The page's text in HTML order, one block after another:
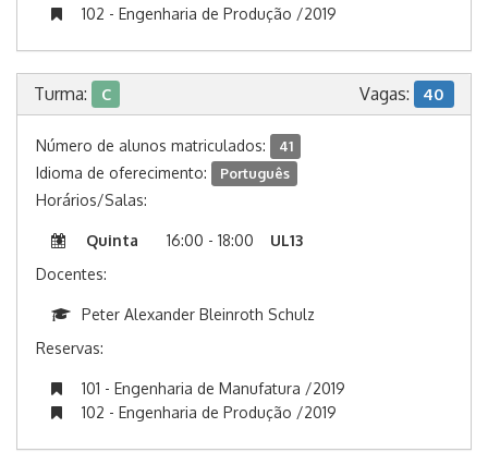
102 - Engenharia de Produção /2019
Turma: C Vagas: 40
Número de alunos matriculados: 41
Idioma de oferecimento: Português
Horários/Salas:
Quinta 16:00 - 18:00
UL13
Docentes:
Peter Alexander Bleinroth Schulz
Reservas:
101 - Engenharia de Manufatura /2019
102 - Engenharia de Produção /2019